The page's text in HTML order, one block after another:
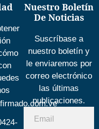
Nuestro Boletín
De Noticias
Suscríbase a
nuestro boletín y
le enviaremos por
correo electrónico
las últimas
publicaciones.